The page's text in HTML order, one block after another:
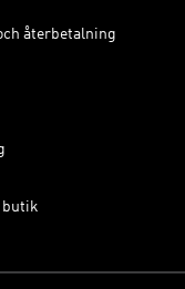
återbetalning
butik